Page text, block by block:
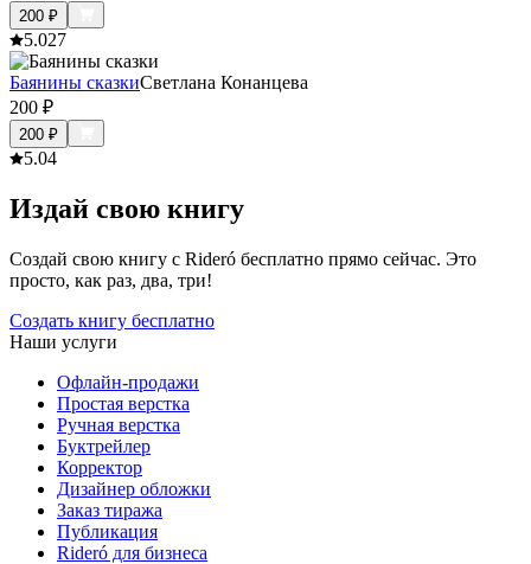
200 ₽
5.027
Баянины сказкиСветлана Конанцева
200 ₽
200 ₽
5.04
Издай свою книгу
Создай свою книгу с Rideró бесплатно прямо сейчас. Это
просто, как раз, два, три!
Создать книгу бесплатно
Наши услуги
Офлайн-продажи
Простая верстка
Ручная верстка
Буктрейлер
Корректор
Дизайнер обложки
Заказ тиража
Публикация
Rideró для бизнеса